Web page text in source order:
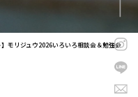
】モリジュウ2026いろいろ相談会＆勉強会